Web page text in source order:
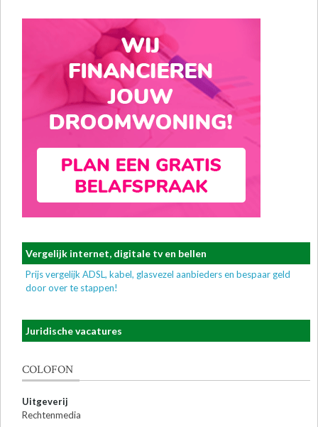
Vergelijk internet, digitale tv en bellen
Prijs vergelijk ADSL, kabel, glasvezel aanbieders en bespaar geld
door over te stappen!
Juridische vacatures
COLOFON
Uitgeverij
Rechtenmedia